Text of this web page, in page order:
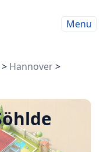
Menu
> Hannover>